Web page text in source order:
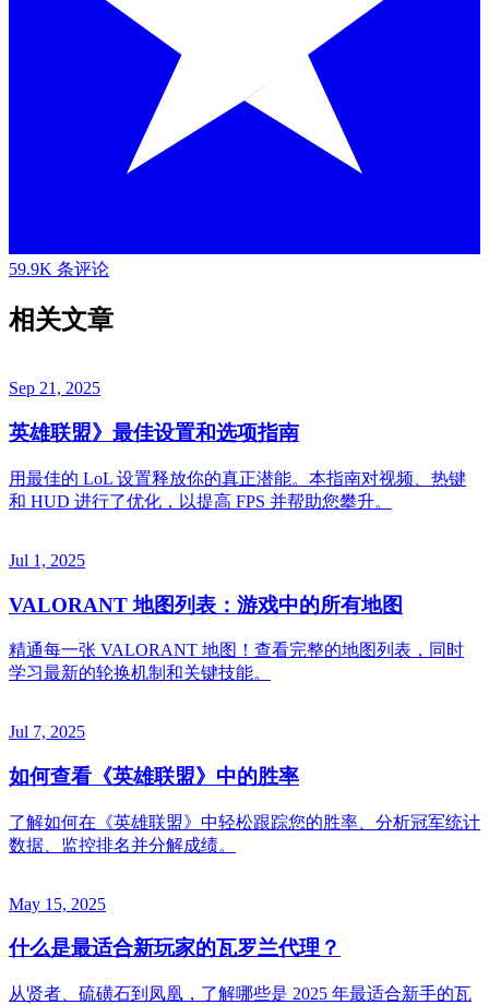
59.9K 条评论
相关文章
Sep 21, 2025
英雄联盟》最佳设置和选项指南
用最佳的 LoL 设置释放你的真正潜能。本指南对视频、热键
和 HUD 进行了优化，以提高 FPS 并帮助您攀升。
Jul 1, 2025
VALORANT 地图列表：游戏中的所有地图
精通每一张 VALORANT 地图！查看完整的地图列表，同时
学习最新的轮换机制和关键技能。
Jul 7, 2025
如何查看《英雄联盟》中的胜率
了解如何在《英雄联盟》中轻松跟踪您的胜率、分析冠军统计
数据、监控排名并分解成绩。
May 15, 2025
什么是最适合新玩家的瓦罗兰代理？
从贤者、硫磺石到凤凰，了解哪些是 2025 年最适合新手的瓦